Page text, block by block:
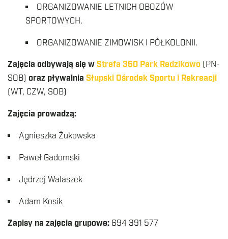
ORGANIZOWANIE LETNICH OBOZÓW
SPORTOWYCH.
ORGANIZOWANIE ZIMOWISK I PÓŁKOLONII.
Zajęcia odbywają się w Strefa 360 Park Redzikowo (PN-
SOB) oraz pływalnia Słupski Ośrodek Sportu i Rekreacji
(WT, CZW, SOB)
Zajęcia prowadzą:
Agnieszka Żukowska
Paweł Gadomski
Jędrzej Walaszek
Adam Kosik
Zapisy na zajęcia grupowe: 694 391 577